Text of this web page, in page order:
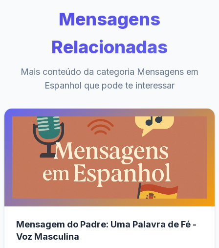
Mensagens
Relacionadas
Mais conteúdo da categoria Mensagens em
Espanhol que pode te interessar
Mensagem do Padre: Uma Palavra de Fé -
Voz Masculina